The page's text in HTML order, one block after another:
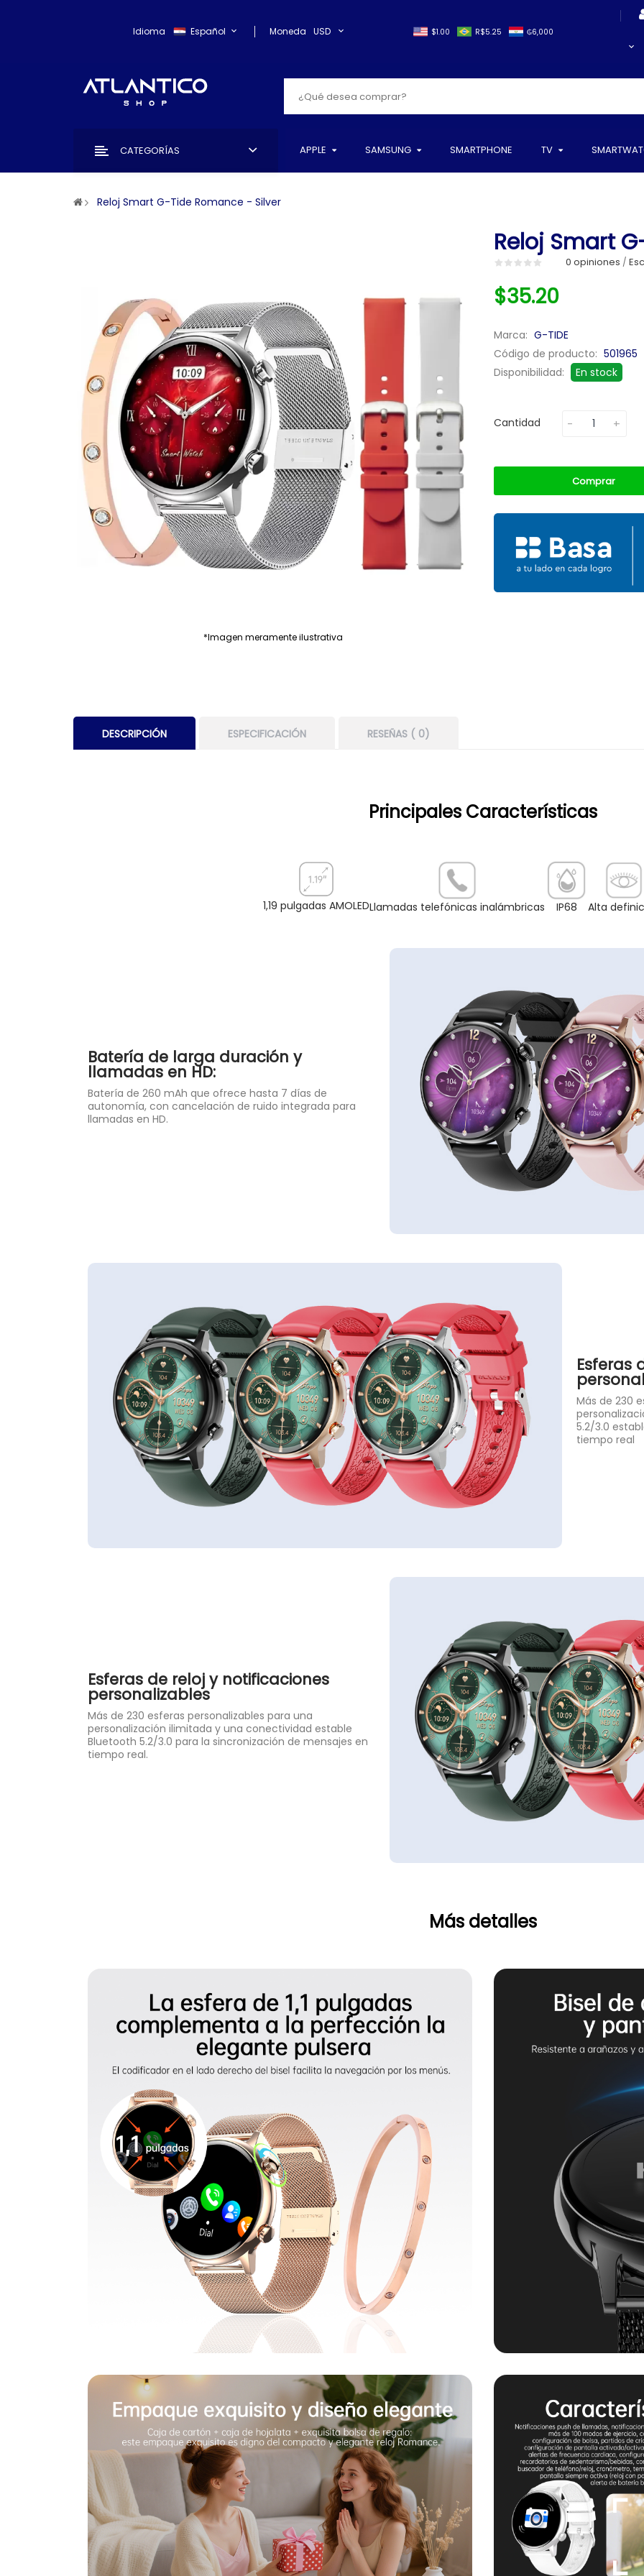
Idioma Español Moneda USD $1.00 ₲6,000
R$5.25
CATEGORÍAS APPLE SAMSUNG SMARTPHONE TV
Reloj Smart G-Tide Romance - Silver
*Imagen meramente ilustrativa
Reloj Smart
0 opiniones /
$35.20
Marca: G-TIDE
Código de producto: 501965
Disponibilidad:
En stock
Cantidad
Comprar
DESCRIPCIÓN ESPECIFICACIÓN RESEÑAS ( 0)
Principales Características
1,19 pulgadas AMOLEDLlamadas telefónicas inalámbricas IP68 Alta
Batería de larga duración y
llamadas en HD:
Batería de 260 mAh que ofrece hasta 7 días de
autonomía, con cancelación de ruido integrada para
llamadas en HD.
Esferas
Más de 230
5.2/3.0
tiempo real
Esferas de reloj y notificaciones
personalizables
Más de 230 esferas personalizables para una
personalización ilimitada y una conectividad estable
Bluetooth 5.2/3.0 para la sincronización de mensajes en
tiempo real.
Más detalles